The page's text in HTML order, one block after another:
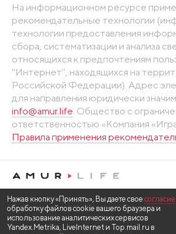
На информационном ресурсе
рекомендательные технологии
технологии предоставления
сбора, систематизации и анализа
относящихся к предпочтениям
"Интернет", находящихся на
Российской Федерации). Адрес
для направления юридически
info@amur.life . Общество с
ответственностью «Компания
Правила применения
Нажав кнопку «Принять», Вы даете свое согласие
обработку файлов cookie вашего браузера и
использование аналитических сервисов
Yandex.Metrika, LiveInternet и Top.mail.ru в